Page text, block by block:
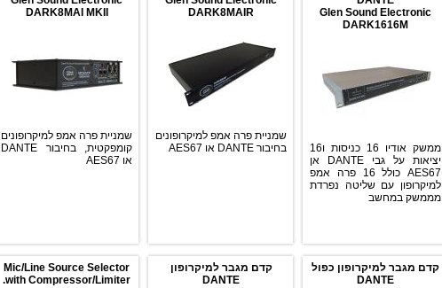
Glen Sound Electronic
DARK1616M
ממשק אודיו 16 כניסות ו16
יציאות על גבי DANTE אן
AES67 כולל 16 פרה אמפ
למיקרופון עם שליטה נפרדת
מממשק במחשב
DARK8MAIR
שמניית פרה אמפ למיקרופונים
בחיבור DANTE או AES67
DARK8MAI MKII
שמניית פרה אמפ למיקרופונים
קומפקטית, בחיבור DANTE
או AES67
קדם מגבר למיקרופון כפול
DANTE
קדם מגבר למיקרופון
DANTE
Mic/Line Source Selector
with Compressor/Limiter.